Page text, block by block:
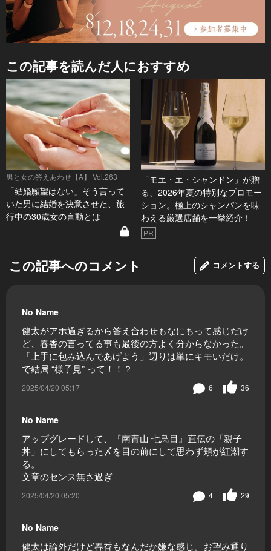
この記事を読んだ人におすすめ
男と女の答えあわせ【A】 Vol.263
「結婚願望はない」そう言って
いた男に結婚を決意させた、旅
行中の30歳女の言動とは
「モエ・エ・シャンドン」が贈
る、2026年夏の特別なプロモー
ション。極上のシャンパンを味
わえる厳選店舗を一挙紹介！
PR
この記事へのコメント コメントする
No Name
健太がアホ過ぎるから答え合わせもなにもって感じだけ
ど、春香の言ってる事も最後の方よく分からなかった。
「上手に包み込んであげよう」辺りは単にキモいだけ。
で結局 “様子見” って！！？
2025/04/20 05:17 36
6
No Name
アップグレードして、『南青山 七鳥目』直伝の「親子
丼」にしてもらった〆を目の前にして思わず頬が紅潮す
る。
文章のセンス無さ過ぎ
2025/04/20 05:20 29
4
No Name
健太は論外だけど春香もなんだか嫌な感じ。お望み通り